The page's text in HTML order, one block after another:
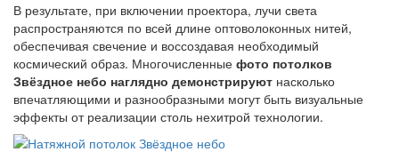
В результате, при включении проектора, лучи света
распространяются по всей длине оптоволоконных нитей,
обеспечивая свечение и воссоздавая необходимый
космический образ. Многочисленные фото потолков
Звёздное небо наглядно демонстрируют насколько
впечатляющими и разнообразными могут быть визуальные
эффекты от реализации столь нехитрой технологии.